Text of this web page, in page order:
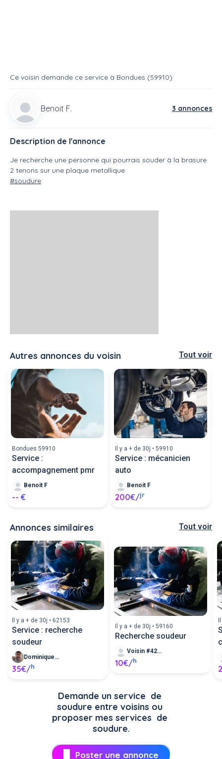
Ce voisin demande ce service à Bondues (59910)
Benoit F. 3 annonces
Description de l'annonce
Je recherche une personne qui pourrais souder à la brasure
2 tenons sur une plaque metallique
#soudure
Autres annonces du voisin Tout voir
Bondues 59910
Service :
accompagnement pmr
Benoit F
-- €
Il y a + de 30j • 59910
Service : mécanicien
auto
Benoit F
200€/jr
Annonces similaires Tout voir
Il y a + de 30j • 62153
Service : recherche
soudeur
Dominique W
35€/h
Il y a + de 30j • 59160
Recherche soudeur
Voisin #42921
10€/h
Demande un service  de
soudure entre voisins ou
proposer mes services  de
soudure.
Poster une annonce